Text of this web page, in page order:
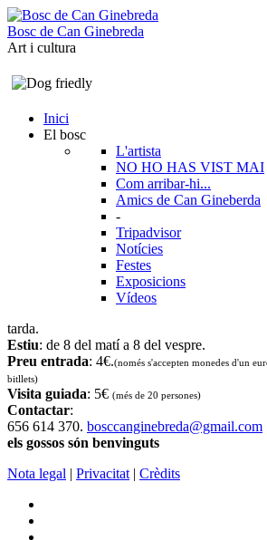
Bosc de Can Ginebreda
Art i cultura
Inici
El bosc
L'artista
NO HO HAS VIST MAI
Com arribar-hi...
Amics de Can Gineberda
-
Tripadvisor
Notícies
Festes
Exposicions
Vídeos
tarda.
Estiu: de 8 del matí a 8 del vespre.
Preu entrada: 4€.(només s'accepten monedes d'un
bitllets)
Visita guiada: 5€ (més de 20 persones)
Contactar:
656 614 370. bosccanginebreda@gmail.com
els gossos són benvinguts
Nota legal | Privacitat | Crèdits